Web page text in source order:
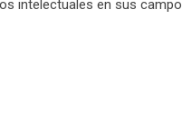
intelectuales en sus